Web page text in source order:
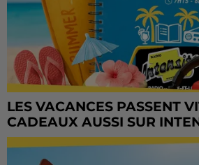
LES VACANCES PASSENT
CADEAUX AUSSI SUR